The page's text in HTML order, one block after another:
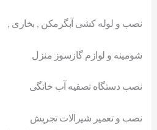
نصب و لوله کشی آبگرمکن , بخاری ,
شومینه و لوازم گازسوز منزل
نصب دستگاه تصفیه آب خانگی
نصب و تعمیر شیرالات تجریش